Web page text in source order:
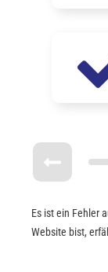
Es ist ein Fehler
Website bist,